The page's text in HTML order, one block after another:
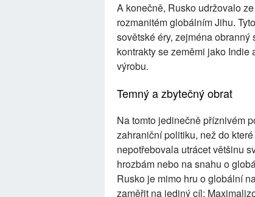
A konečně, Rusko udržovalo
rozmanitém globálním Jihu.
sovětské éry, zejména
kontrakty se zeměmi jako
výrobu.
Temný a zbytečný obrat
Na tomto jedinečně příznivém
zahraniční politiku, než do
nepotřebovala utrácet většinu
hrozbám nebo na snahu o
Rusko je mimo hru o globální
zaměřit na jediný cíl: